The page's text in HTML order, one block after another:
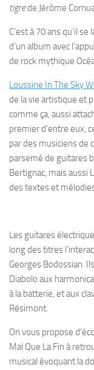
tigrede Jérôme
C’est à 70 ans qu’il
d’un album avec
de rock mythique
Loussine In The Sky
de la vie artistique et
comme ça, aussi
premier d’entre eux,
par des musiciens de
parsemé de guitares
Bertignac, mais aussi
des textes et
Les guitares
long des titres
Georges Bodossian.
Diabolo aux
à la batterie, et aux
Résimont.
On vous propose
Mal Que La Fin à
musical évoquant la